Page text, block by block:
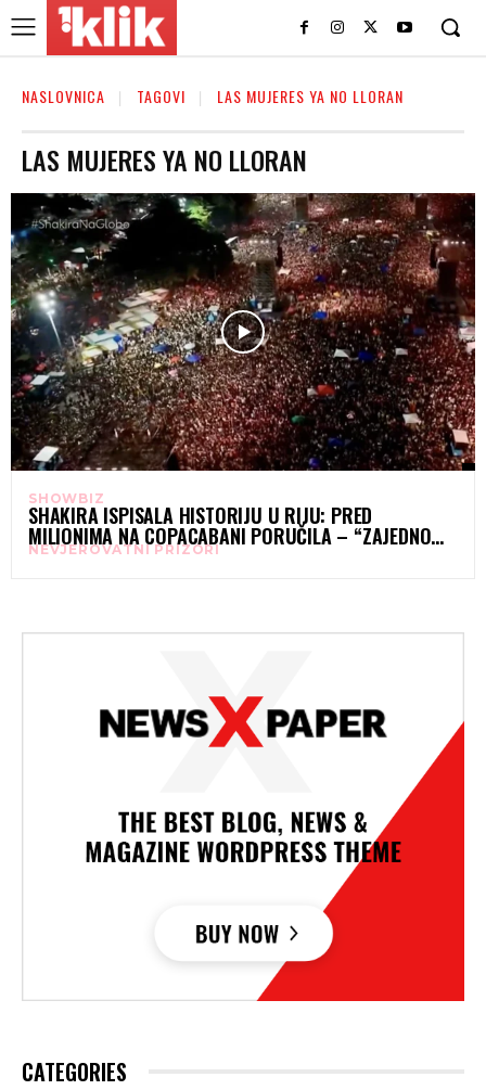
NASLOVNICA TAGOVI LAS MUJERES YA NO LLORAN
LAS MUJERES YA NO LLORAN
SHOWBIZ
SHAKIRA ISPISALA HISTORIJU U RIJU: PRED
MILIONIMA NA COPACABANI PORUČILA – “ZAJEDNO
SMO NEPOBJEDIVE”
NEVJEROVATNI PRIZORI
CATEGORIES